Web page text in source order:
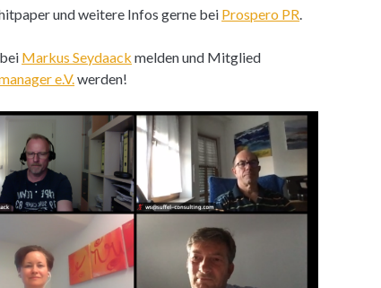
und weitere Infos gerne bei Prospero PR.
Markus Seydaack melden und Mitglied
e.V.werden!